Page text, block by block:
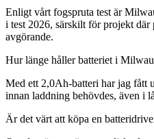
Enligt vårt fogspruta test är
i test 2026, särskilt för projekt där
avgörande.
Hur länge håller batteriet i
Med ett 2,0Ah-batteri har jag fått
innan laddning behövdes, även i
Är det värt att köpa en